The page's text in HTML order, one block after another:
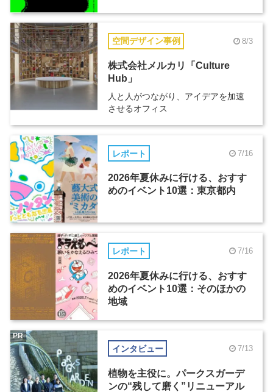
空間デザイン事例 8/3
株式会社メルカリ「Culture
Hub」
人と人がつながり、アイデアを加速
させるオフィス
レポート 7/16
2026年夏休みに行ける、おすす
めのイベント10選：東京都内
レポート 7/16
2026年夏休みに行ける、おすす
めのイベント10選：そのほかの
地域
インタビュー 7/13
植物を主役に。パークスガーデ
ンの“残して磨く”リニューアル
PR